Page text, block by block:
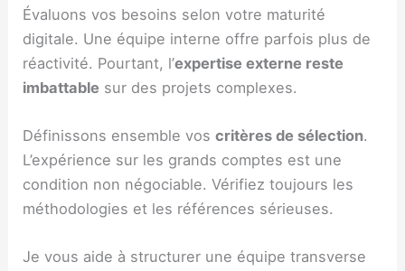
Évaluons vos besoins selon votre maturité
digitale. Une équipe interne offre parfois plus de
réactivité. Pourtant, l’expertise externe reste
imbattable sur des projets complexes.
Définissons ensemble voscritères de sélection.
L’expérience sur les grands comptes est une
condition non négociable. Vérifiez toujours les
méthodologies et les références sérieuses.
Je vous aide à structurer une équipe transverse